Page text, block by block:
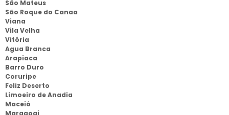
São Mateus
São Roque do Canaa
Viana
Vila Velha
Vitória
Agua Branca
Arapiaca
Barro Duro
Coruripe
Feliz Deserto
Limoeiro de Anadia
Maceió
Maragogi